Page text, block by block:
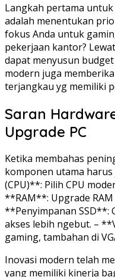
Langkah pertama
adalah menentukan
fokus Anda untuk
pekerjaan kantor?
dapat menyusun
modern juga
terjangkau yg memiliki
Saran
Upgrade PC
Ketika membahas
komponen utama
(CPU)**: Pilih CPU
**RAM**: Upgrade RAM
**Penyimpanan SSD**:
akses lebih ngebut. –
gaming, tambahan di
Inovasi modern telah
yang memiliki kinerja